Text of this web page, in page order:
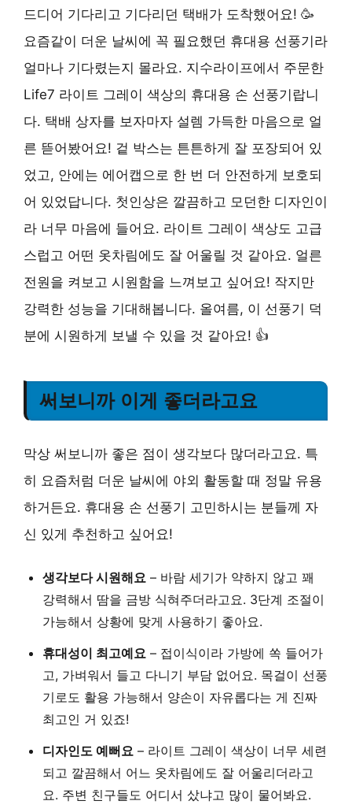
드디어 기다리고 기다리던 택배가 도착했어요! 🥳
요즘같이 더운 날씨에 꼭 필요했던 휴대용 선풍기라
얼마나 기다렸는지 몰라요. 지수라이프에서 주문한
Life7 라이트 그레이 색상의 휴대용 손 선풍기랍니
다. 택배 상자를 보자마자 설렘 가득한 마음으로 얼
른 뜯어봤어요! 겉 박스는 튼튼하게 잘 포장되어 있
었고, 안에는 에어캡으로 한 번 더 안전하게 보호되
어 있었답니다. 첫인상은 깔끔하고 모던한 디자인이
라 너무 마음에 들어요. 라이트 그레이 색상도 고급
스럽고 어떤 옷차림에도 잘 어울릴 것 같아요. 얼른
전원을 켜보고 시원함을 느껴보고 싶어요! 작지만
강력한 성능을 기대해봅니다. 올여름, 이 선풍기 덕
분에 시원하게 보낼 수 있을 것 같아요! 👍
써보니까 이게 좋더라고요
막상 써보니까 좋은 점이 생각보다 많더라고요. 특
히 요즘처럼 더운 날씨에 야외 활동할 때 정말 유용
하거든요. 휴대용 손 선풍기 고민하시는 분들께 자
신 있게 추천하고 싶어요!
생각보다 시원해요 – 바람 세기가 약하지 않고 꽤
강력해서 땀을 금방 식혀주더라고요. 3단계 조절이
가능해서 상황에 맞게 사용하기 좋아요.
휴대성이 최고예요 – 접이식이라 가방에 쏙 들어가
고, 가벼워서 들고 다니기 부담 없어요. 목걸이 선풍
기로도 활용 가능해서 양손이 자유롭다는 게 진짜
최고인 거 있죠!
디자인도 예뻐요 – 라이트 그레이 색상이 너무 세련
되고 깔끔해서 어느 옷차림에도 잘 어울리더라고
요. 주변 친구들도 어디서 샀냐고 많이 물어봐요.